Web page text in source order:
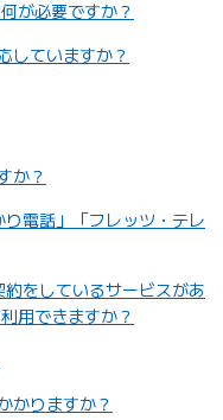
が必要ですか？
していますか？
か？
電話」「フレッツ・テレ
をしているサービスがあ
用できますか？
かりますか？